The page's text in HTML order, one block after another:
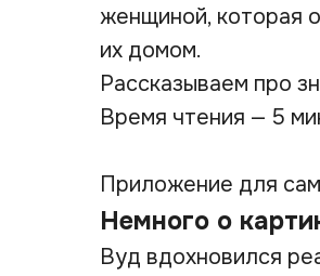
женщиной, которая
их домом.
Рассказываем про
Время чтения — 5
Приложение для
Немного о
Вуд вдохновился